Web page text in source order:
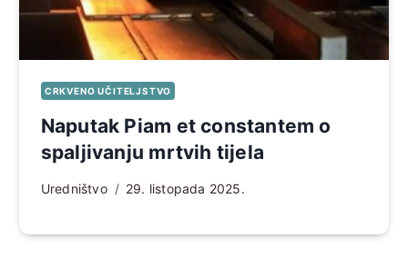
CRKVENO UČITELJSTVO
Naputak Piam et constantem o
spaljivanju mrtvih tijela
Uredništvo 29. listopada 2025.